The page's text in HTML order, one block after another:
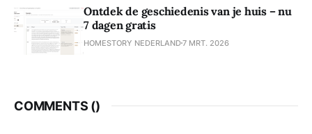
Ontdek de geschiedenis van je huis – nu
7 dagen gratis
HOMESTORY NEDERLAND7 MRT. 2026
COMMENTS ()